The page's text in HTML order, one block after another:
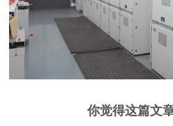
你觉得这篇文